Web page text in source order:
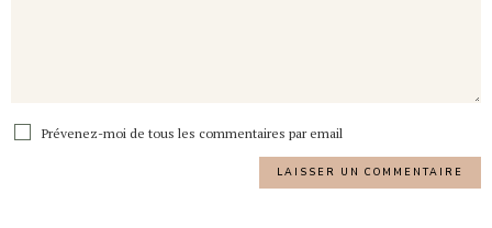
Prévenez-moi de tous les commentaires par email